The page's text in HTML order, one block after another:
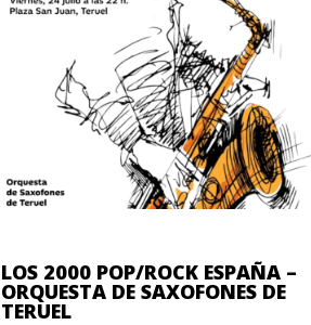
LOS 2000 POP/ROCK ESPAÑA –
ORQUESTA DE SAXOFONES DE
TERUEL